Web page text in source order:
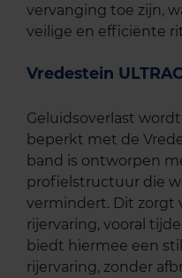
vervanging toe zijn,
veilige en efficiënte
Vredestein
Geluidsoverlast
beperkt met de
band is ontworpen
profielstructuur die
vermindert. Dit zorgt
rijervaring, vooral
biedt hiermee een
rijervaring, zonder